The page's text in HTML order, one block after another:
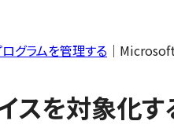
グラムを管理する ｜
スを対象化す